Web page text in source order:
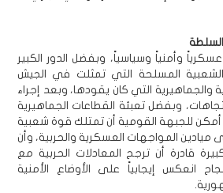
السلطة
وأمنياً وسياسياً، وبفضل الدور الكبير
الشعبية المسلحة التي تمثلت في الجيش
والجماهيرية التي كان يقودها، وبعد إجراء
وبفضل تعبئة القطاعات الجماهيرية
أمكن للجبهة القومية أن تمتلك قوة شعبية
ميادين المواجهات العسكرية والحربية، وأن
قادرة أن ترجح المعادلات الحربية مع
انعكس إيجابياً على الأوضاع الأمنية